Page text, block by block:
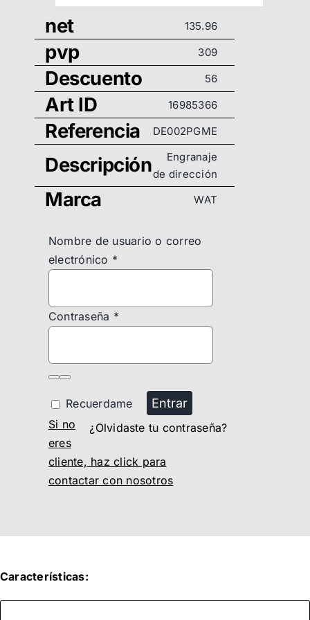
net 135.96
pvp 309
Descuento 56
Art ID 16985366
Referencia DE002PGME
Descripción
Engranaje
de dirección
Marca WAT
Nombre de usuario o correo
electrónico *
Contraseña *
Recuerdame Entrar
¿Olvidaste tu contraseña?
Si no
eres
cliente, haz click para
contactar con nosotros
Características: